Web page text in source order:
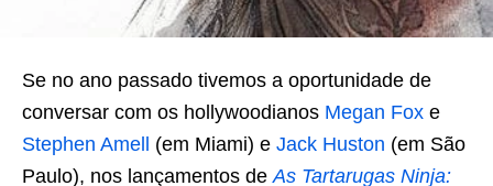
Se no ano passado tivemos a oportunidade de
conversar com os hollywoodianos Megan Fox e
Stephen Amell
(em Miami) e Jack Huston (em São
Paulo), nos lançamentos deAs Tartarugas Ninja: